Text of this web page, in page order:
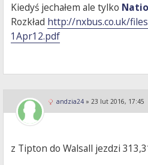
Kiedyś jechałem ale tylko
Rozkład http://nxbus.co.uk/
1Apr12.pdf
andzia24 » 23 lut 2016, 17:45
z Tipton do Walsall jezdzi